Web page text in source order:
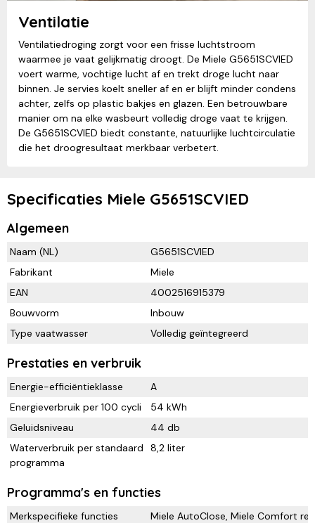
Ventilatie
Ventilatiedroging zorgt voor een frisse luchtstroom
waarmee je vaat gelijkmatig droogt. De Miele G5651SCVIED
voert warme, vochtige lucht af en trekt droge lucht naar
binnen. Je servies koelt sneller af en er blijft minder condens
achter, zelfs op plastic bakjes en glazen. Een betrouwbare
manier om na elke wasbeurt volledig droge vaat te krijgen.
De G5651SCVIED biedt constante, natuurlijke luchtcirculatie
die het droogresultaat merkbaar verbetert.
Specificaties Miele G5651SCVIED
Algemeen
Naam (NL)
G5651SCVIED
Fabrikant
Miele
EAN
4002516915379
Bouwvorm
Inbouw
Type vaatwasser
Volledig geïntegreerd
Prestaties en verbruik
Energie-efficiëntieklasse
A
Energieverbruik per 100 cycli
54 kWh
Geluidsniveau
44 db
Waterverbruik per standaard
programma
8,2 liter
Programma's en functies
Merkspecifieke functies
Miele AutoClose, Miele Comfort